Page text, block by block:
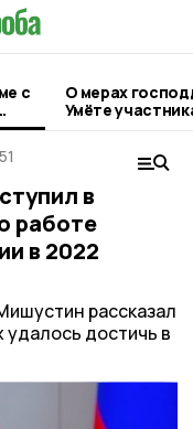
с
О мерах
Умёте
в
работе
в 2022
рассказал
удалось достичь в